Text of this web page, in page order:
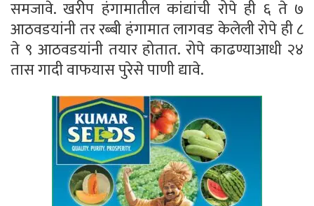
समजावे. खरीप हंगामातील कांद्यांची रोपे ही ६ ते ७
आठवडयांनी तर रब्‍बी हंगामात लागवड केलेली रोपे ही ८
ते ९ आठवडयांनी तयार होतात. रोपे काढण्याआधी २४
तास गादी वाफयास पुरेसे पाणी द्यावे.